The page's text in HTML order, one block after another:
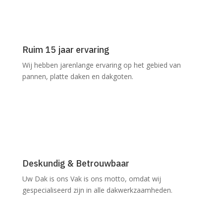
Ruim 15 jaar ervaring
Wij hebben jarenlange ervaring op het gebied van
pannen, platte daken en dakgoten.
Deskundig & Betrouwbaar
Uw Dak is ons Vak is ons motto, omdat wij
gespecialiseerd zijn in alle dakwerkzaamheden.